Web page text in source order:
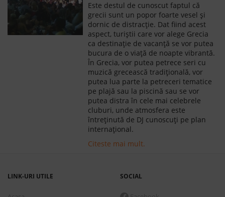
Este destul de cunoscut faptul că
grecii sunt un popor foarte vesel şi
dornic de distracţie. Dat fiind acest
aspect, turiștii care vor alege Grecia
ca destinație de vacanță se vor putea
bucura de o viață de noapte vibrantă.
În Grecia, vor putea petrece seri cu
muzică grecească tradițională, vor
putea lua parte la petreceri tematice
pe plajă sau la piscină sau se vor
putea distra în cele mai celebrele
cluburi, unde atmosfera este
întreținută de DJ cunoscuți pe plan
internațional.
Citeste mai mult.
LINK-URI UTILE SOCIAL